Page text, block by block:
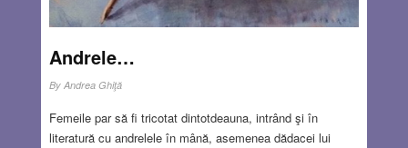
Andrele…
By Andrea Ghiţă
Femeile par să fi tricotat dintotdeauna, intrând şi în
literatură cu andrelele în mână, asemenea dădacei lui